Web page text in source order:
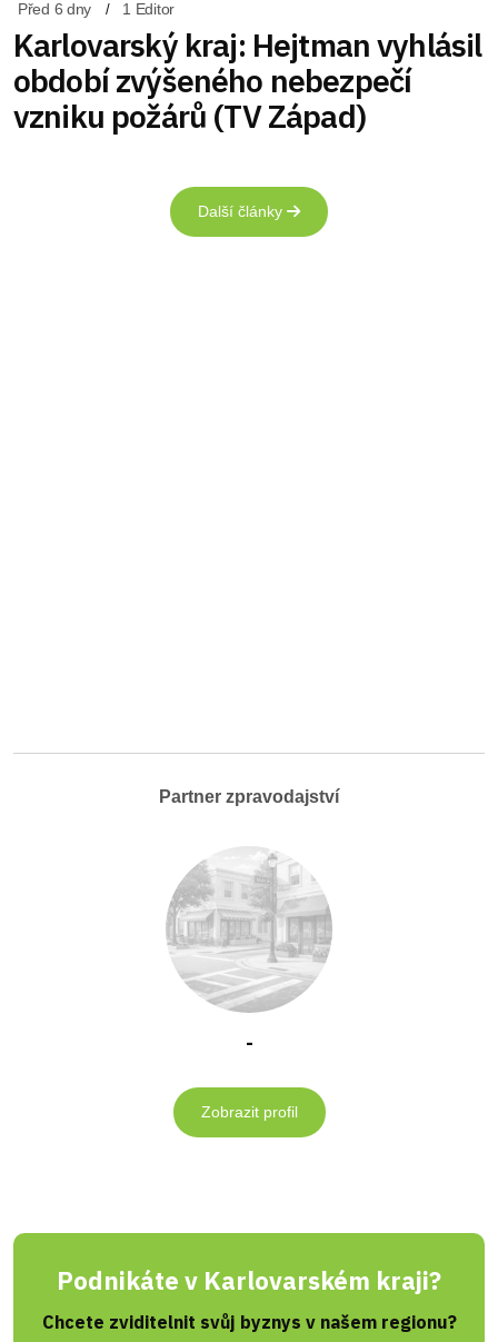
Před 6 dny 1 Editor
Karlovarský kraj: Hejtman vyhlásil
období zvýšeného nebezpečí
vzniku požárů (TV Západ)
Další články
Partner zpravodajství
-
Zobrazit profil
Podnikáte v Karlovarském kraji?
Chcete zviditelnit svůj byznys v našem regionu?